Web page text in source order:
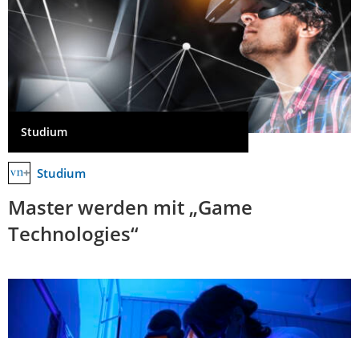
Studium
Studium
Master werden mit „Game
Technologies“